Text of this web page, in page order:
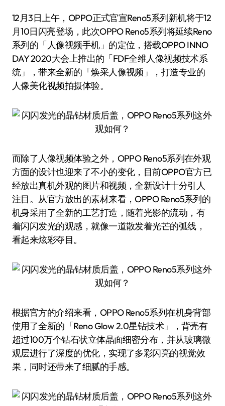
12月3日上午，OPPO正式官宣Reno5系列新机将于12
月10日闪亮登场，此次OPPO Reno5系列将延续Reno
系列的「人像视频手机」的定位，搭载OPPO INNO
DAY 2020大会上推出的「FDF全维人像视频技术系
统」，带来全新的「焕采人像视频」，打造专业的
人像美化视频拍摄体验。
而除了人像视频体验之外，OPPO Reno5系列在外观
方面的设计也迎来了不小的变化，目前OPPO官方已
经放出真机外观的图片和视频，全新设计十分引人
注目。从官方放出的素材来看，OPPO Reno5系列的
机身采用了全新的工艺打造，随着光影的流动，有
着闪闪发光的观感，就像一道散发着光芒的弧线，
看起来炫彩夺目。
根据官方的介绍来看，OPPO Reno5系列在机身背部
使用了全新的「Reno Glow 2.0星钻技术」，背壳有
超过100万个钻石状立体晶面细密分布，并从玻璃微
观层进行了深度的优化，实现了多彩闪亮的视觉效
果，同时还带来了细腻的手感。